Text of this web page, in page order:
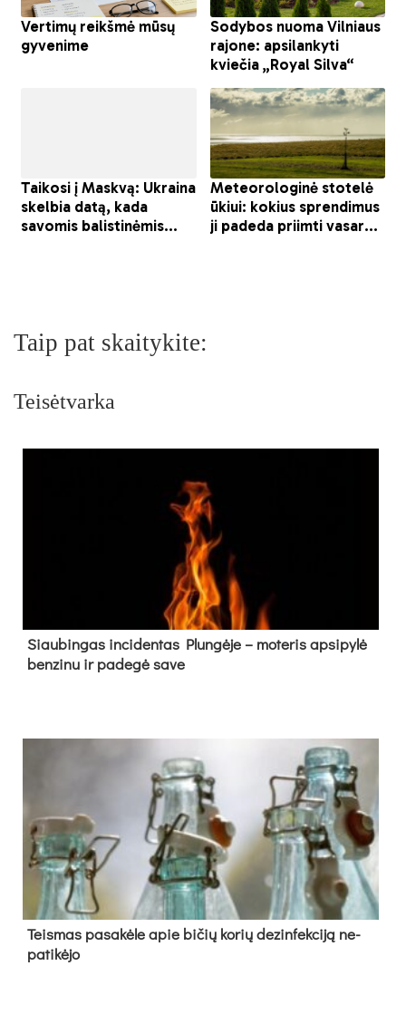
Taip pat skaitykite:
Teisėtvarka
Siau­bin­gas in­ci­den­tas Plun­gė­je – mo­te­ris ap­si­py­lė
ben­zi­nu ir pa­de­gė sa­ve
Teis­mas pa­sa­kė­le apie bi­čių ko­rių de­zin­fek­ci­ją ne­
pa­ti­kė­jo